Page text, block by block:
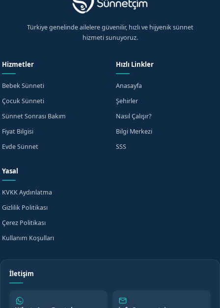
×
Ücretsiz Bilgi Alın
Uzundere, Erzurum için hemen bilgi alın
Turkey
+90
+90
KVKK aydınlatma metnini okudum, onaylıyorum.
Türkiye genelinde ailelere güvenilir, hızlı ve hijyenik sünnet
hizmeti sunuyoruz.
Hizmetler
Bebek Sünneti
Çocuk Sünneti
Sünnet Sonrası Bakım
Fiyat Bilgisi
Evde Sünnet
Hızlı Linkler
Anasayfa
Şehirler
Nasıl Çalışır?
Bilgi Merkezi
SSS
Yasal
KVKK Aydınlatma
Gizlilik Politikası
Çerez Politikası
Kullanım Koşulları
İletişim